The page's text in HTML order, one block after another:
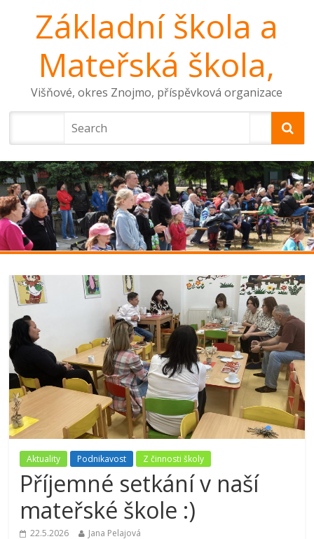
Základní škola a
Mateřská škola,
Višňové, okres Znojmo, příspěvková organizace
Aktuality Podnikavost Z činnosti školy
Příjemné setkání v naší
mateřské škole :)
22.5.2026 Jana Pelajová